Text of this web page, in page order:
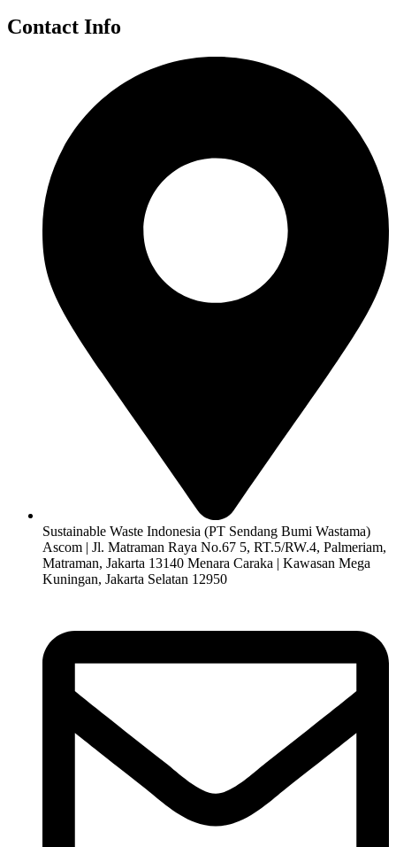
Contact Info
Sustainable Waste Indonesia (PT Sendang Bumi Wastama)
Ascom | Jl. Matraman Raya No.67 5, RT.5/RW.4, Palmeriam,
Matraman, Jakarta 13140 Menara Caraka | Kawasan Mega
Kuningan, Jakarta Selatan 12950